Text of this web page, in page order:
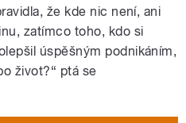
že kde nic není, ani
zatímco toho, kdo si
úspěšným podnikáním,
život?“ ptá se